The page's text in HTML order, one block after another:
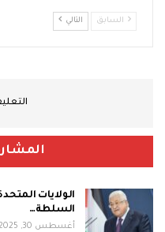
السابق التالي
الولايات
السلطة…
أغسطس 30, 2025